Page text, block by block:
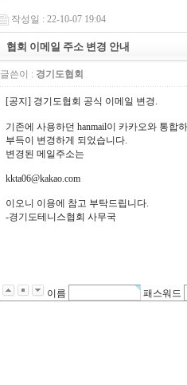
작성일 : 22-10-07 19:04
협회 이메일 주소 변경 안내
글쓴이 : 경기도협회
[공지] 경기도협회 공식 이메일 변경.
기존에 사용하던 hanmail이 카카오와 통합
부득이 변경하게 되었습니다.
변경된 메일주소는
kkta06@kakao.com
이오니 이용에 참고 부탁드립니다.
-경기도테니스협회 사무국
이름 패스워드